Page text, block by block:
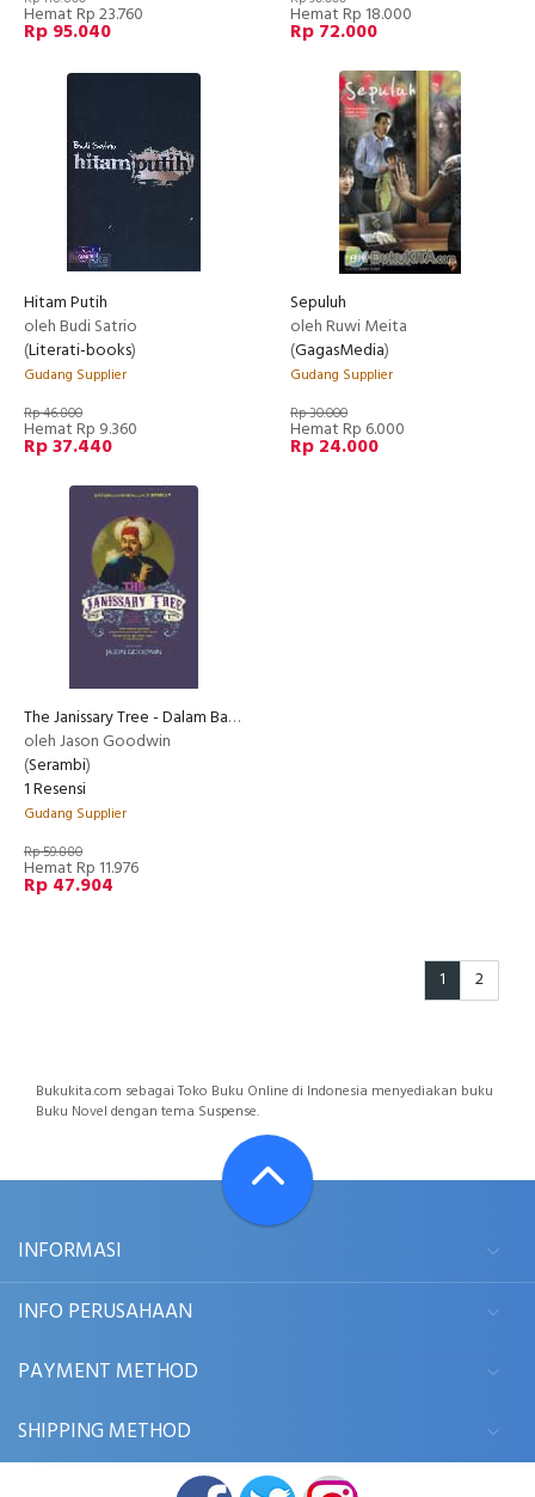
Hemat Rp 23.760
Rp 95.040
Hemat Rp 18.000
Rp 72.000
Hitam Putih
oleh Budi Satrio
(Literati-books)
Gudang Supplier
Rp 46.800
Hemat Rp 9.360
Rp 37.440
Sepuluh
oleh Ruwi Meita
(GagasMedia)
Gudang Supplier
Rp 30.000
Hemat Rp 6.000
Rp 24.000
The Janissary Tree - Dalam Bayangan Pohon Yenicheri
oleh Jason Goodwin
(Serambi)
1 Resensi
Gudang Supplier
Rp 59.880
Hemat Rp 11.976
Rp 47.904
1 2
Bukukita.com sebagai Toko Buku Online di Indonesia menyediakan buku
Buku Novel dengan tema Suspense.
INFORMASI
INFO PERUSAHAAN
PAYMENT METHOD
SHIPPING METHOD